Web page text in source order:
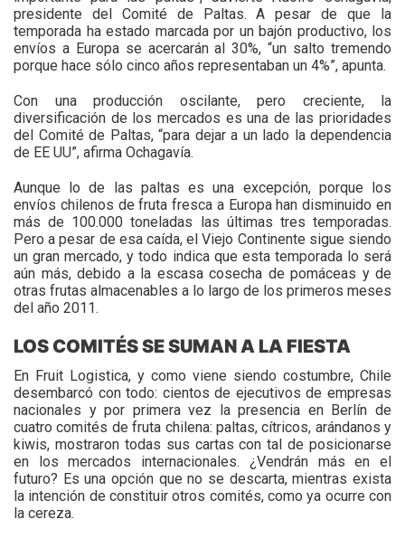
presidente del Comité de Paltas. A pesar de que la
temporada ha estado marcada por un bajón productivo, los
envíos a Europa se acercarán al 30%, “un salto tremendo
porque hace sólo cinco años representaban un 4%”, apunta.
Con una producción oscilante, pero creciente, la
diversificación de los mercados es una de las prioridades
del Comité de Paltas, “para dejar a un lado la dependencia
de EE UU”, afirma Ochagavía.
Aunque lo de las paltas es una excepción, porque los
envíos chilenos de fruta fresca a Europa han disminuido en
más de 100.000 toneladas las últimas tres temporadas.
Pero a pesar de esa caída, el Viejo Continente sigue siendo
un gran mercado, y todo indica que esta temporada lo será
aún más, debido a la escasa cosecha de pomáceas y de
otras frutas almacenables a lo largo de los primeros meses
del año 2011.
LOS COMITÉS SE SUMAN A LA FIESTA
En Fruit Logistica, y como viene siendo costumbre, Chile
desembarcó con todo: cientos de ejecutivos de empresas
nacionales y por primera vez la presencia en Berlín de
cuatro comités de fruta chilena: paltas, cítricos, arándanos y
kiwis, mostraron todas sus cartas con tal de posicionarse
en los mercados internacionales. ¿Vendrán más en el
futuro? Es una opción que no se descarta, mientras exista
la intención de constituir otros comités, como ya ocurre con
la cereza.